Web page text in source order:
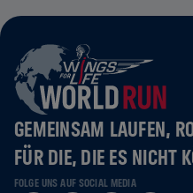
GEMEINSAM LAUFEN,
FÜR DIE, DIE ES NICHT
FOLGE UNS AUF SOCIAL MEDIA